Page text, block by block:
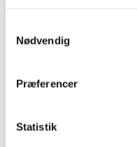
Nødvendig
Præferencer
Statistik
din hjemmeside, falder
telefonnummer,
tidsramme. Jo mere
9. Formularer uden